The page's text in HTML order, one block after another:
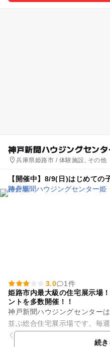
神戸新聞ハウジングセン
兵庫県姫路市 / 体験施設, その他
【開催中】8/9(日)はじめての
＆帯どめづくり体験
3.0
1件
姫路市内最大級の住宅展示場
ントを多数開催！！
神戸新聞ハウジングセンター
並ぶ総合住宅展示場です。毎
く開催しています★ 会場の受付となるセンターハウスには、授
続